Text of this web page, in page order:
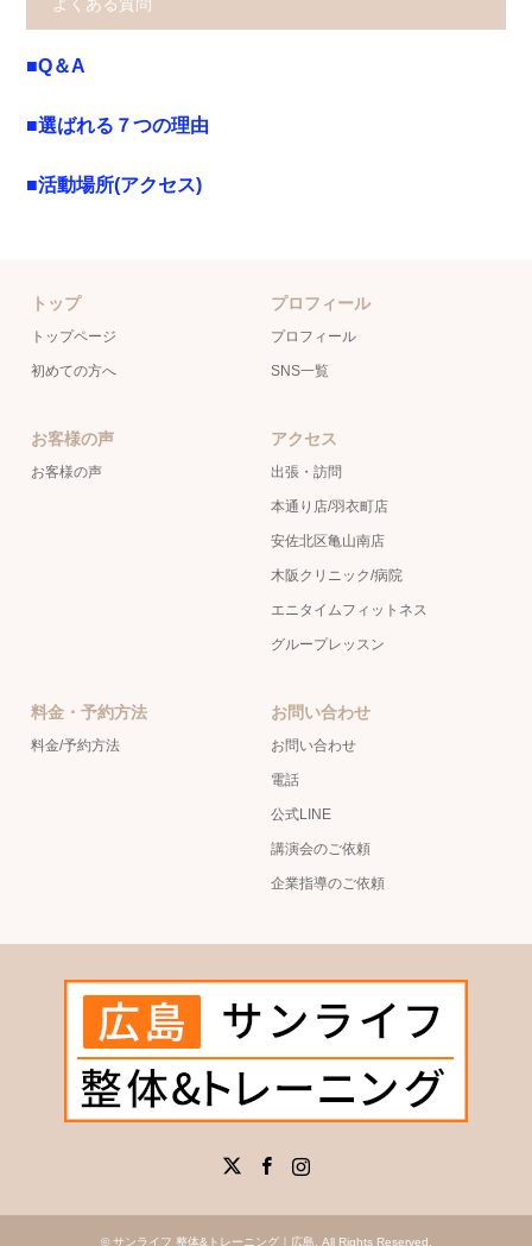
■Q＆A
■選ばれる７つの理由
■活動場所(アクセス)
トップ
トップページ
初めての方へ
プロフィール
プロフィール
SNS一覧
お客様の声
お客様の声
アクセス
出張・訪問
本通り店/羽衣町店
安佐北区亀山南店
木阪クリニック/病院
エニタイムフィットネス
グループレッスン
料金・予約方法
料金/予約方法
お問い合わせ
お問い合わせ
電話
公式LINE
講演会のご依頼
企業指導のご依頼
© サンライフ 整体&トレーニング｜広島 . All Rights Reserved.